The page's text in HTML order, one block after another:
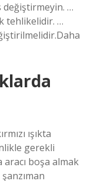
değiştirmeyin. …
tehlikelidir. …
ışıkta
gerekli
aracı boşa almak